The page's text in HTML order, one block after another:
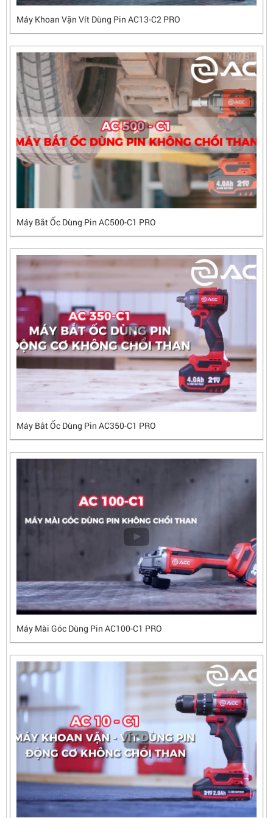
Máy Khoan Vặn Vít Dùng Pin AC13-C2 PRO
Máy Bắt Ốc Dùng Pin AC500-C1 PRO
Máy Bắt Ốc Dùng Pin AC350-C1 PRO
Máy Mài Góc Dùng Pin AC100-C1 PRO